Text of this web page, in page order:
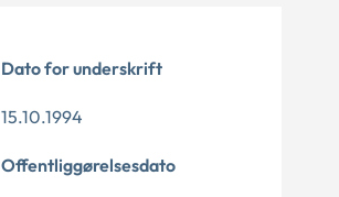
Dato for underskrift
15.10.1994
Offentliggørelsesdato